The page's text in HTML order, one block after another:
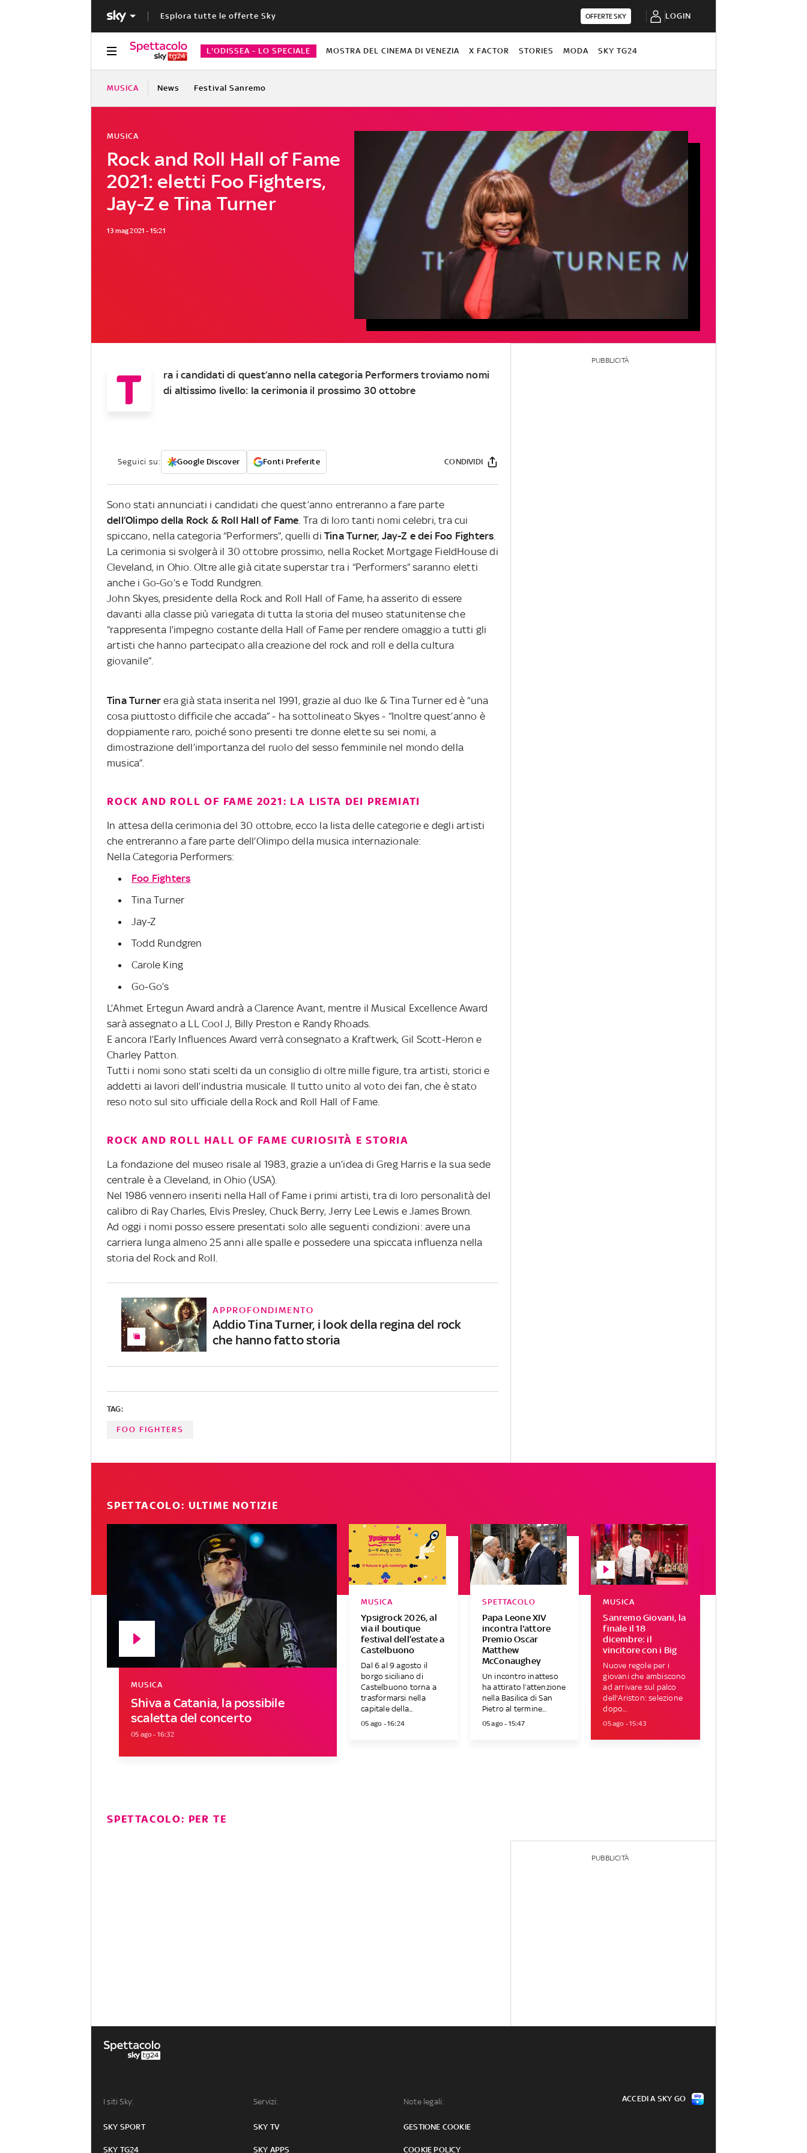
Esplora tutte le offerte Sky OFFERTE SKY LOGIN
L'ODISSEA - LO SPECIALE MOSTRA DEL CINEMA DI VENEZIA X FACTOR STORIES MODA SKY TG24
MUSICA News Festival Sanremo
Rock and Roll Hall of Fame
2021: eletti Foo Fighters,
Jay-Z e Tina Turner
MUSICA
13 mag 2021 - 15:21
T
ra i candidati di quest’anno nella categoria Performers troviamo nomi
di altissimo livello: la cerimonia il prossimo 30 ottobre
Seguici su: Google Discover Fonti Preferite CONDIVIDI
Sono stati annunciati i candidati che quest’anno entreranno a fare parte
dell’Olimpo della Rock & Roll Hall of Fame . Tra di loro tanti nomi celebri, tra cui
spiccano, nella categoria “Performers”, quelli diTina Turner, Jay-Z e dei Foo Fighters
La cerimonia si svolgerà il 30 ottobre prossimo, nella Rocket Mortgage FieldHouse di
Cleveland, in Ohio. Oltre alle già citate superstar tra i “Performers” saranno eletti
anche i Go-Go’s e Todd Rundgren.
John Skyes, presidente della Rock and Roll Hall of Fame, ha asserito di essere
davanti alla classe più variegata di tutta la storia del museo statunitense che
“rappresenta l’impegno costante della Hall of Fame per rendere omaggio a tutti gli
artisti che hanno partecipato alla creazione del rock and roll e della cultura
giovanile”.
Tina Turner era già stata inserita nel 1991, grazie al duo Ike & Tina Turner ed è “una
cosa piuttosto difficile che accada” - ha sottolineato Skyes - “Inoltre quest’anno è
doppiamente raro, poiché sono presenti tre donne elette su sei nomi, a
dimostrazione dell’importanza del ruolo del sesso femminile nel mondo della
musica”.
ROCK AND ROLL OF FAME 2021: LA LISTA DEI PREMIATI
In attesa della cerimonia del 30 ottobre, ecco la lista delle categorie e degli artisti
che entreranno a fare parte dell’Olimpo della musica internazionale:
Nella Categoria Performers:
Foo Fighters
Tina Turner
Jay-Z
Todd Rundgren
Carole King
Go-Go’s
L’Ahmet Ertegun Award andrà a Clarence Avant, mentre il Musical Excellence Award
sarà assegnato a LL Cool J, Billy Preston e Randy Rhoads.
E ancora l’Early Influences Award verrà consegnato a Kraftwerk, Gil Scott-Heron e
Charley Patton.
Tutti i nomi sono stati scelti da un consiglio di oltre mille figure, tra artisti, storici e
addetti ai lavori dell’industria musicale. Il tutto unito al voto dei fan, che è stato
reso noto sul sito ufficiale della Rock and Roll Hall of Fame.
ROCK AND ROLL HALL OF FAME CURIOSITÀ E STORIA
La fondazione del museo risale al 1983, grazie a un’idea di Greg Harris e la sua sede
centrale è a Cleveland, in Ohio (USA).
Nel 1986 vennero inseriti nella Hall of Fame i primi artisti, tra di loro personalità del
calibro di Ray Charles, Elvis Presley, Chuck Berry, Jerry Lee Lewis e James Brown.
Ad oggi i nomi posso essere presentati solo alle seguenti condizioni: avere una
carriera lunga almeno 25 anni alle spalle e possedere una spiccata influenza nella
storia del Rock and Roll.
APPROFONDIMENTO
Addio Tina Turner, i look della regina del rock
che hanno fatto storia
TAG:
FOO FIGHTERS
PUBBLICITÀ
SPETTACOLO: ULTIME NOTIZIE
Shiva a Catania, la possibile
scaletta del concerto
MUSICA
05 ago - 16:32
Ypsigrock 2026, al
via il boutique
festival dell’estate a
Castelbuono
MUSICA
Dal 6 al 9 agosto il
borgo siciliano di
Castelbuono torna a
trasformarsi nella
capitale della...
05 ago - 16:24
Papa Leone XIV
incontra l'attore
Premio Oscar
Matthew
McConaughey
SPETTACOLO
Un incontro inatteso
ha attirato l’attenzione
nella Basilica di San
Pietro al termine...
05 ago - 15:47
Sanremo Giovani, la
finale il 18
dicembre: il
vincitore con i Big
MUSICA
Nuove regole per i
giovani che ambiscono
ad arrivare sul palco
dell'Ariston: selezione
dopo...
05 ago - 15:43
SPETTACOLO: PER TE
PUBBLICITÀ
I siti Sky:
SKY SPORT
SKY TG24
Servizi:
SKY TV
SKY APPS
Note legali:
GESTIONE COOKIE
COOKIE POLICY
ACCEDI A SKY GO